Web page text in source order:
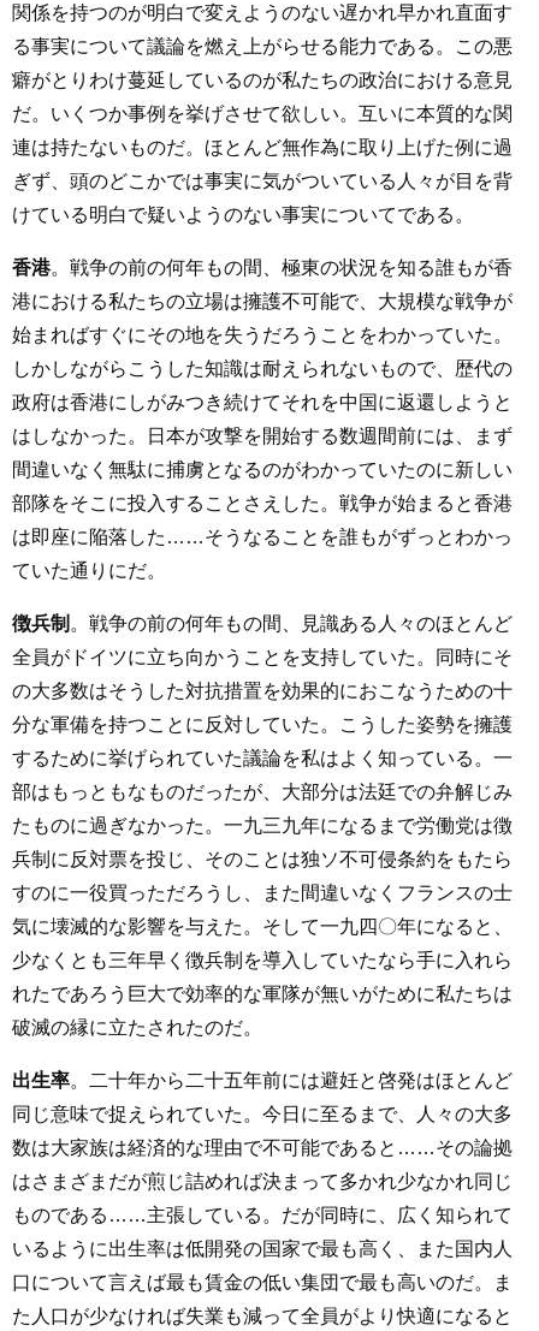
関係を持つのが明白で変えようのない遅かれ早かれ直面す
る事実について議論を燃え上がらせる能力である。この悪
癖がとりわけ蔓延しているのが私たちの政治における意見
だ。いくつか事例を挙げさせて欲しい。互いに本質的な関
連は持たないものだ。ほとんど無作為に取り上げた例に過
ぎず、頭のどこかでは事実に気がついている人々が目を背
けている明白で疑いようのない事実についてである。
香港。戦争の前の何年もの間、極東の状況を知る誰もが香
港における私たちの立場は擁護不可能で、大規模な戦争が
始まればすぐにその地を失うだろうことをわかっていた。
しかしながらこうした知識は耐えられないもので、歴代の
政府は香港にしがみつき続けてそれを中国に返還しようと
はしなかった。日本が攻撃を開始する数週間前には、まず
間違いなく無駄に捕虜となるのがわかっていたのに新しい
部隊をそこに投入することさえした。戦争が始まると香港
は即座に陥落した……そうなることを誰もがずっとわかっ
ていた通りにだ。
徴兵制 。戦争の前の何年もの間、見識ある人々のほとんど
全員がドイツに立ち向かうことを支持していた。同時にそ
の大多数はそうした対抗措置を効果的におこなうための十
分な軍備を持つことに反対していた。こうした姿勢を擁護
するために挙げられていた議論を私はよく知っている。一
部はもっともなものだったが、大部分は法廷での弁解じみ
たものに過ぎなかった。一九三九年になるまで労働党は徴
兵制に反対票を投じ、そのことは独ソ不可侵条約をもたら
すのに一役買っただろうし、また間違いなくフランスの士
気に壊滅的な影響を与えた。そして一九四〇年になると、
少なくとも三年早く徴兵制を導入していたなら手に入れら
れたであろう巨大で効率的な軍隊が無いがために私たちは
破滅の縁に立たされたのだ。
出生率。二十年から二十五年前には避妊と啓発はほとんど
同じ意味で捉えられていた。今日に至るまで、人々の大多
数は大家族は経済的な理由で不可能であると……その論拠
はさまざまだが煎じ詰めれば決まって多かれ少なかれ同じ
ものである……主張している。だが同時に、広く知られて
いるように出生率は低開発の国家で最も高く、また国内人
口について言えば最も賃金の低い集団で最も高いのだ。ま
た人口が少なければ失業も減って全員がより快適になると